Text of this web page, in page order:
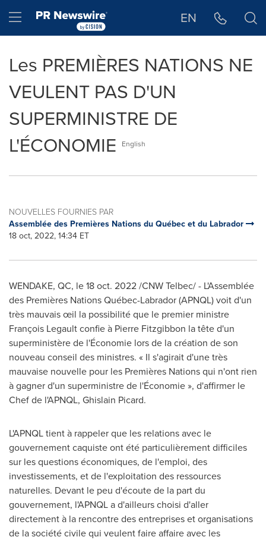
Hamburger menu EN
Les PREMIÈRES NATIONS NE
VEULENT PAS D'UN
SUPERMINISTRE DE
L'ÉCONOMIE
English
NOUVELLES FOURNIES PAR
Assemblée des Premières Nations du Québec et du Labrador
18 oct, 2022, 14:34 ET
WENDAKE, QC, le18 oct. 2022/CNW Telbec/ - L'Assemblée
des Premières Nations Québec-Labrador(APNQL) voit d'un
très mauvais œil la possibilité que le premier ministre
François Legault confie à Pierre Fitzgibbon latête d'un
superministère de l'Économie lors de la création de son
nouveau conseil des ministres. « Il s'agirait d'une très
mauvaise nouvelle pour les Premières Nations qui n'ont rien
à gagner d'un superministre de l'Économie », d'affirmer le
Chef de l'APNQL, Ghislain Picard.
L'APNQL tient à rappeler que les relations avec le
gouvernement caquiste ont été particulièrement difficiles
sur les questions économiques, de l'emploi, des
investissements, et de l'exploitation des ressources
naturelles. Devant le peu d'écoute de la part du
gouvernement, l'APNQL a d'ailleurs choisi d'aller
directement à la rencontre des entreprises et organisations
de la société civile qui veulent faire affaire avec les